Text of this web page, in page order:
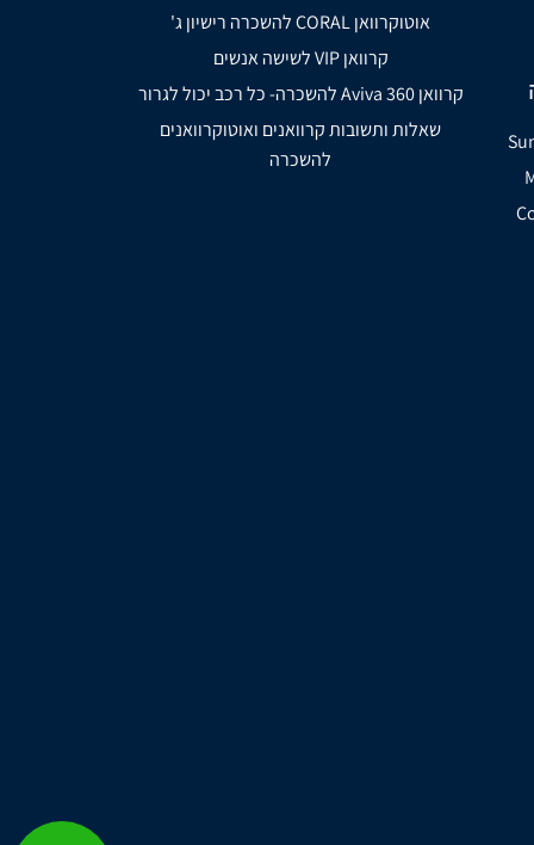
אוטוקרוואן CORAL להשכרה רישיון ג'
קרוואן VIP לשישה אנשים
קרוואן Aviva 360 להשכרה- כל רכב יכול לגרור
שאלות ותשובות קרוואנים ואוטוקרוואנים
להשכרה